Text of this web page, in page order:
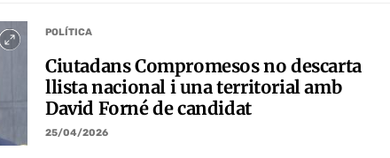
POLÍTICA
Ciutadans Compromesos no descarta
llista nacional i una territorial amb
David Forné de candidat
25/04/2026